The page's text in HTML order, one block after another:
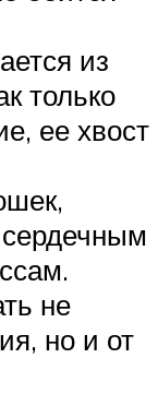
из
только
ее хвост
не
но и от